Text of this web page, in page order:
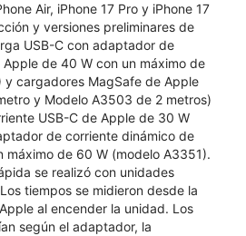
Air, iPhone 17 Pro y iPhone 17
y versiones preliminares de
USB-C con adaptador de
de 40 W con un máximo de
y cargadores MagSafe de Apple
y Modelo A3503 de 2 metros)
USB-C de Apple de 30 W
de corriente dinámico de
máximo de 60 W (modelo A3351).
se realizó con unidades
tiempos se midieron desde la
al encender la unidad. Los
según el adaptador, la